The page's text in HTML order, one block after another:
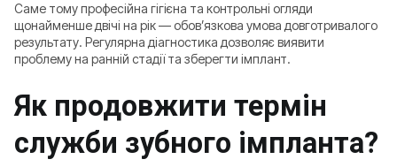
Саме тому професійна гігієна та контрольні огляди
щонайменше двічі на рік — обов’язкова умова довготривалого
результату. Регулярна діагностика дозволяє виявити
проблему на ранній стадії та зберегти імплант.
Як продовжити термін
служби зубного імпланта?